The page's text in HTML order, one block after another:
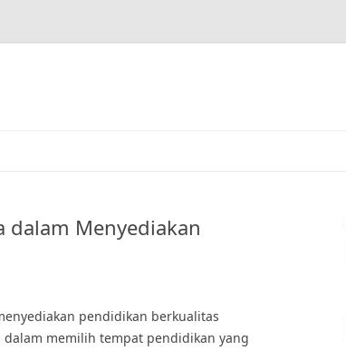
dalam Menyediakan
pendidikan berkualitas
memilih tempat pendidikan yang